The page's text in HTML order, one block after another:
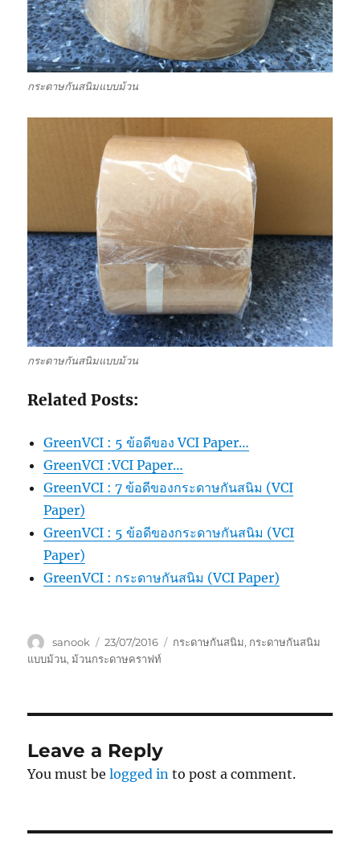
กระดาษกันสนิมแบบม้วน
กระดาษกันสนิมแบบม้วน
Related Posts:
GreenVCI : 5 ข้อดีของ VCI Paper…
GreenVCI :VCI Paper…
GreenVCI : 7 ข้อดีของกระดาษกันสนิม (VCI
Paper)
GreenVCI : 5 ข้อดีของกระดาษกันสนิม (VCI
Paper)
GreenVCI : กระดาษกันสนิม (VCI Paper)
Author
sanook
Posted
on
23/07/2016 Tags
กระดาษกันสนิม, กระดาษกันสนิม
แบบม้วน,ม้วนกระดาษคราฟท์
Leave a Reply
You must belogged in to post a comment.